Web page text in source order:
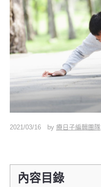
2021/03/16 by 療日子編輯團隊
內容目錄